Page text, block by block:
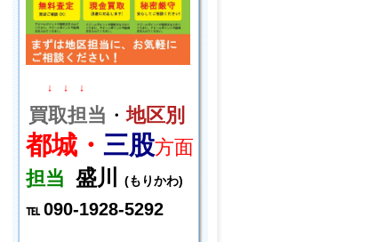
↓ ↓ ↓
買取担当 ・地区別
都城・ 三股方面
担当 盛川 (もりかわ)
℡ 090-1928-5292